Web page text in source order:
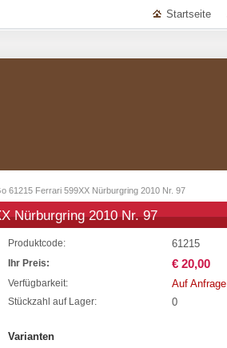
Startseite
61215 Ferrari 599XX Nürburgring 2010 Nr. 97
Nürburgring 2010 Nr. 97
Produktcode: 61215
Ihr Preis: € 20,00
Verfügbarkeit: Auf Anfrage
Stückzahl auf Lager: 0
Varianten